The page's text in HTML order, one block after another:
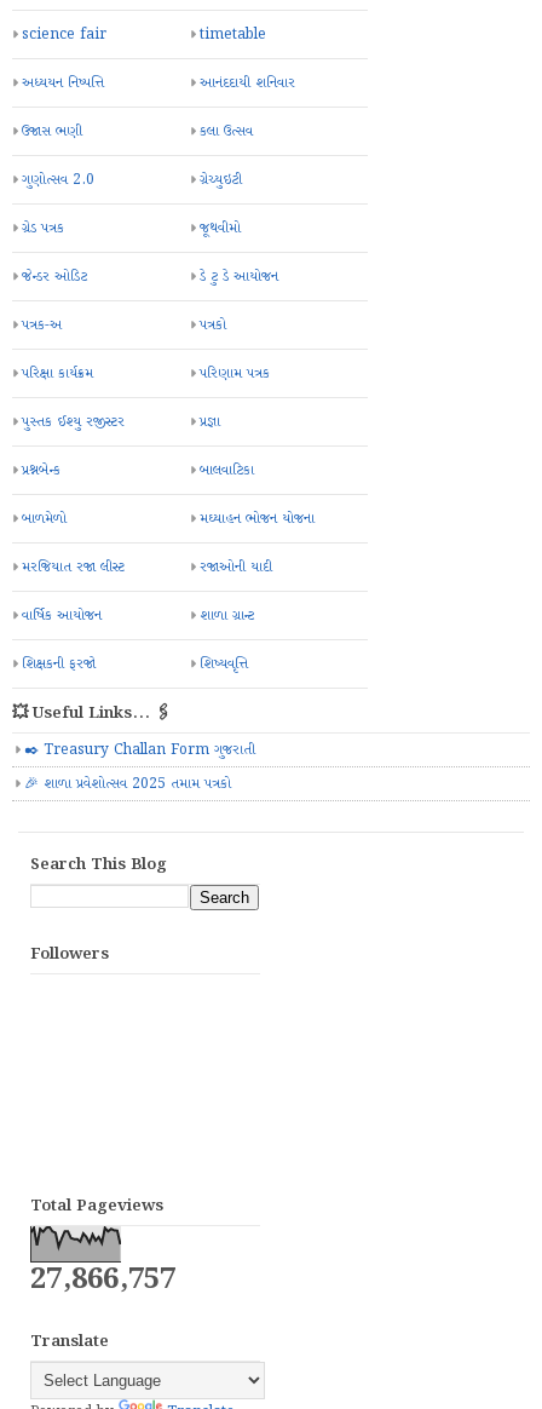
science fair timetable
અધ્યયન નિષ્પત્તિ આનંદદાયી શનિવાર
ઉજાસ ભણી કલા ઉત્સવ
ગુણોત્સવ 2.0 ગ્રેચ્યુઇટી
ગ્રેડ પત્રક જૂથવીમો
જેન્ડર ઓડિટ ડે ટુ ડે આયોજન
પત્રક-અ પત્રકો
પરિક્ષા કાર્યક્રમ પરિણામ પત્રક
પુસ્તક ઈશ્યુ રજીસ્ટર પ્રજ્ઞા
પ્રશ્નબેન્ક બાલવાટિકા
બાળમેળો મઘ્યાહન ભોજન યોજના
મરજિયાત રજા લીસ્ટ રજાઓની યાદી
વાર્ષિક આયોજન શાળા ગ્રાન્ટ
શિક્ષકની ફરજો શિષ્યવૃત્તિ
💥 Useful Links... 🖇️
✒️ Treasury Challan Form ગુજરાતી
🎉 શાળા પ્રવેશોત્સવ 2025 તમામ પત્રકો
Search This Blog
Followers
Total Pageviews
27,866,757
Translate